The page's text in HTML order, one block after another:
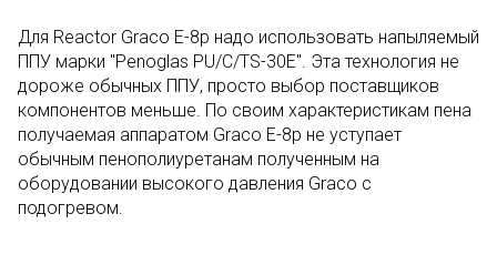
Для Reactor Graco E-8p надо использовать напыляемый
ППУ марки "Penoglas PU/C/TS-30E". Эта технология не
дороже обычных ППУ, просто выбор поставщиков
компонентов меньше. По своим характеристикам пена
получаемая аппаратом Graco Е-8р не уступает
обычным пенополиуретанам полученным на
оборудовании высокого давления Graco с
подогревом.